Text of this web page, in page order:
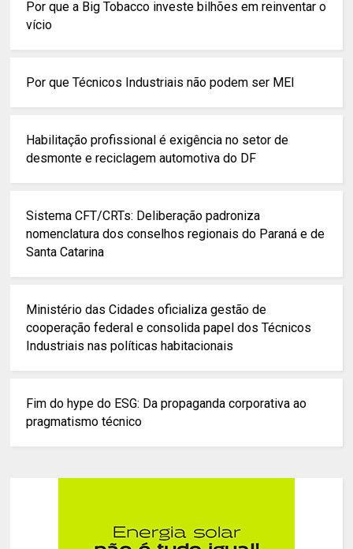
Por que a Big Tobacco investe bilhões em reinventar o
vício
Por que Técnicos Industriais não podem ser MEI
Habilitação profissional é exigência no setor de
desmonte e reciclagem automotiva do DF
Sistema CFT/CRTs: Deliberação padroniza
nomenclatura dos conselhos regionais do Paraná e de
Santa Catarina
Ministério das Cidades oficializa gestão de
cooperação federal e consolida papel dos Técnicos
Industriais nas políticas habitacionais
Fim do hype do ESG: Da propaganda corporativa ao
pragmatismo técnico